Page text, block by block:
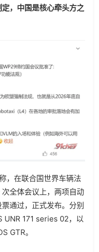
，中国是核心牵头方之
，在联合国世界车辆法
全体会议上，两项自动
通过，正式发布。分别
UNR 171 series 02，以
GTR。